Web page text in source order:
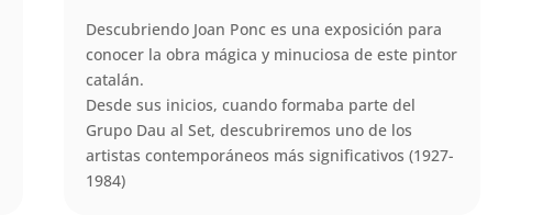
Descubriendo Joan Ponc es una exposición para
conocer la obra mágica y minuciosa de este pintor
catalán.
Desde sus inicios, cuando formaba parte del
Grupo Dau al Set, descubriremos uno de los
artistas contemporáneos más significativos (1927-
1984)